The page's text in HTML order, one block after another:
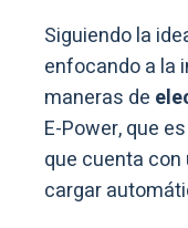
Siguiendo la
enfocando a la
maneras de
E-Power, que
que cuenta
cargar